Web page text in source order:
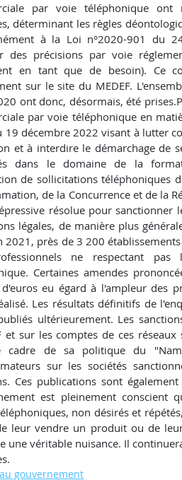
par voie téléphonique
déterminant les règles
à la Loi n°2020-901 du
des précisions par voie
en tant que de besoin). Ce
sur le site du MEDEF.
ont donc, désormais, été
par voie téléphonique en
19 décembre 2022 visant à lutter
et à interdire le démarchage de
dans le domaine de la
de sollicitations téléphoniques
de la Concurrence et de la
résolue pour sanctionner
légales, de manière plus
2021, près de 3 200
ne respectant pas
Certaines amendes
eu égard à l'ampleur des
Les résultats définitifs de
ultérieurement. Les
et sur les comptes de ces
cadre de sa politique du
sur les sociétés
Ces publications sont
est pleinement conscient
non désirés et
leur vendre un produit ou de
une véritable nuisance. Il
gouvernement